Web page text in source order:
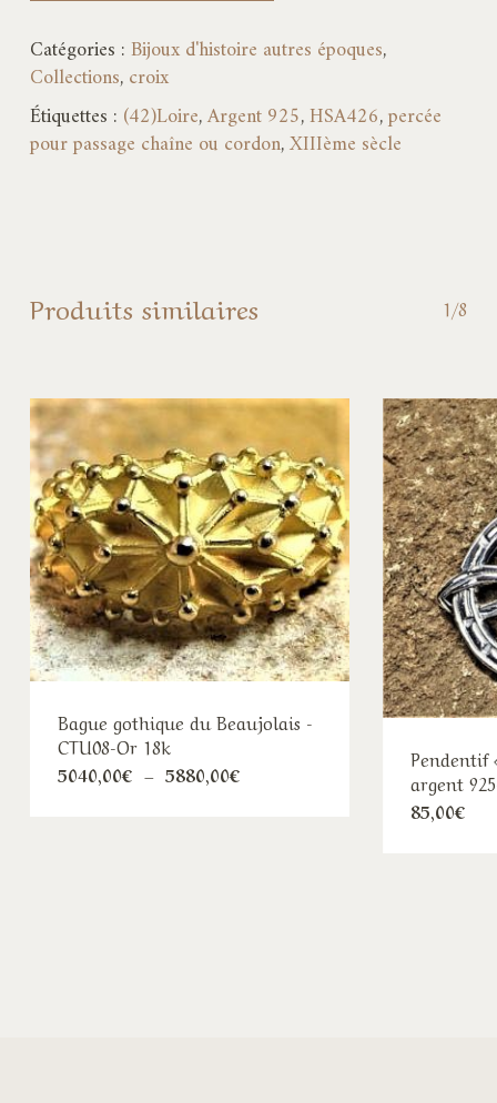
Catégories :Bijoux d'histoire autres époques,
Collections,croix
Étiquettes : (42)Loire,Argent 925,HSA426,percée
pour passage chaîne ou cordon,XIIIème sècle
Produits similaires 1/8
Bague gothique du Beaujolais -
CTU08-Or 18k
5040,00€ – 5880,00€Plage
de
Pendentif
argent
85,00€